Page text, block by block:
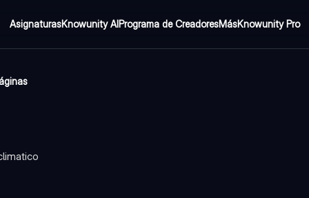
AsignaturasKnowunity AIPrograma de CreadoresMásKnowunity Pro